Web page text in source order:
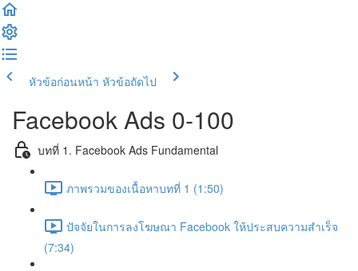
หัวข้อก่อนหน้า หัวข้อถัดไป
Facebook Ads 0-100
บทที่ 1. Facebook Ads Fundamental
ภาพรวมของเนื้อหาบทที่ 1 (1:50)
ปัจจัยในการลงโฆษณา Facebook ให้ประสบความสำเร็จ
(7:34)